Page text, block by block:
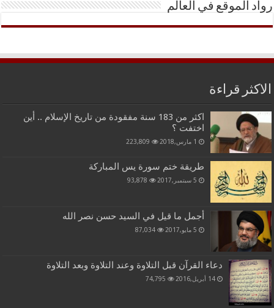
رواد الموقع في العالم
الاكثر قراءة
اكثر من 183 سنة مفقودة من تاريخ الإسلام .. أين
اختفت ؟
1 مارس,2018 223,809
طريقة ختم سورة يس المباركة
5 سبتمبر,2017 93,878
أجمل ما قيل في السيد حسن نصر الله
5 مايو,2017 87,034
دعاء القرآن قبل التلاوة وعند التلاوة وبعد التلاوة
14 أبريل,2016 74,795